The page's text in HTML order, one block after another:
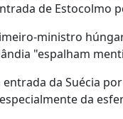
de Estocolmo
ministro
"espalham
da Suécia
da